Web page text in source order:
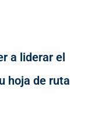
a liderar el
hoja de ruta